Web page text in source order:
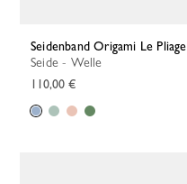
Seidenband Origami Le Pliage
Seide - Welle
110,00 €